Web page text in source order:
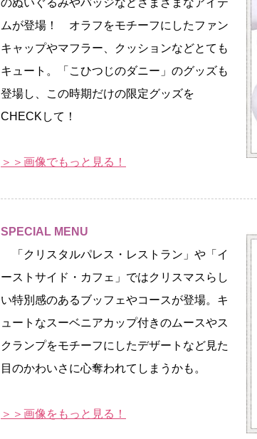
ムが登場！ オラフをモチーフにしたファン
キャップやマフラー、クッションなどとても
キュート。「こひつじのダニー」のグッズも
登場し、この時期だけの限定グッズを
CHECKして！
＞＞画像でもっと見る！
SPECIAL MENU
「クリスタルパレス・レストラン」や「イ
ーストサイド・カフェ」ではクリスマスらし
い特別感のあるブッフェやコースが登場。キ
ュートなスーベニアカップ付きのムースやス
クランプをモチーフにしたデザートなど見た
目のかわいさに心奪われてしまうかも。
＞＞画像をもっと見る！